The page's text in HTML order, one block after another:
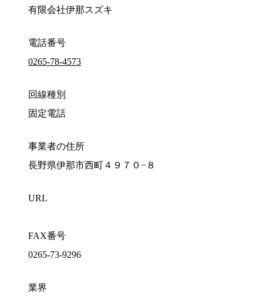
有限会社伊那スズキ
電話番号
0265-78-4573
回線種別
固定電話
事業者の住所
長野県伊那市西町４９７０−８
URL
FAX番号
0265-73-9296
業界